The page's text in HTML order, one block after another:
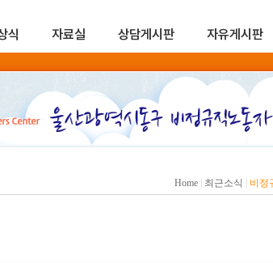
식 자료실 상담게시판 자유게시판
Home 최근소식 비정